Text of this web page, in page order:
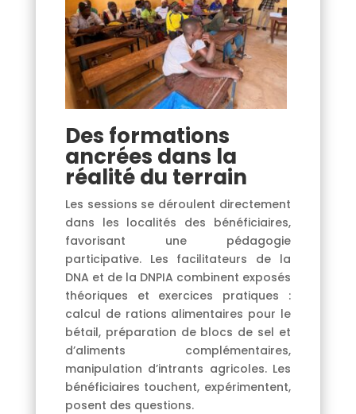
Des formations
ancrées dans la
réalité du terrain
Les sessions se déroulent directement
dans les localités des bénéficiaires,
favorisant une pédagogie
participative. Les facilitateurs de la
DNA et de la DNPIA combinent exposés
théoriques et exercices pratiques :
calcul de rations alimentaires pour le
bétail, préparation de blocs de sel et
d’aliments complémentaires,
manipulation d’intrants agricoles. Les
bénéficiaires touchent, expérimentent,
posent des questions.